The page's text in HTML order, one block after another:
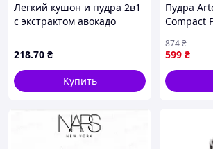
Легкий кушон и пудра 2в1
с экстрактом авокадо
Cushion
218.70 ₴
Купить
Пудра
Compact
Бежевый
599 ₴
874₴